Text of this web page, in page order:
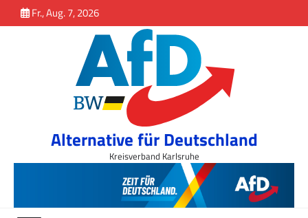
springen
to
Fr., Aug. 7, 2026
Alternative für Deutschland
Kreisverband Karlsruhe